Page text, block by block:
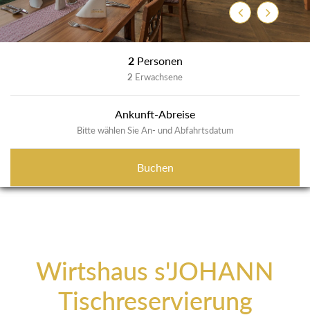
ZurückWeiter
2 Personen
2 Erwachsene
Ankunft-Abreise
Bitte wählen Sie An- und Abfahrtsdatum
Buchen
Wirtshaus s'JOHANN
Tischreservierung